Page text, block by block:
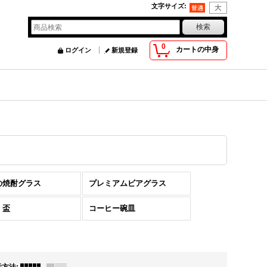
文字サイズ:
0 カートの中身
ログイン 新規登録
焼酎グラス プレミアムビアグラス
盃 コーヒー碗皿